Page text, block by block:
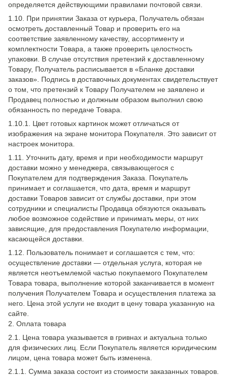
определяется действующими правилами почтовой связи.
1.10. При принятии Заказа от курьера, Получатель обязан
осмотреть доставленный Товар и проверить его на
соответствие заявленному качеству, ассортименту и
комплектности Товара, а также проверить целостность
упаковки. В случае отсутствия претензий к доставленному
Товару, Получатель расписывается в «Бланке доставки
заказов». Подпись в доставочных документах свидетельствует
о том, что претензий к Товару Получателем не заявлено и
Продавец полностью и должным образом выполнил свою
обязанность по передаче Товара.
1.10.1. Цвет готовых картинок может отличаться от
изображения на экране монитора Покупателя. Это зависит от
настроек монитора.
1.11. Уточнить дату, время и при необходимости маршрут
доставки можно у менеджера, связывающегося с
Покупателем для подтверждения Заказа. Покупатель
принимает и соглашается, что дата, время и маршрут
доставки Товаров зависит от службы доставки, при этом
сотрудники и специалисты Продавца обязуются оказывать
любое возможное содействие и принимать меры, от них
зависящие, для предоставления Покупателю информации,
касающейся доставки.
1.12. Пользователь понимает и соглашается с тем, что:
осуществление доставки — отдельная услуга, которая не
является неотъемлемой частью покупаемого Покупателем
Товара товара, выполнение которой заканчивается в момент
получения Получателем Товара и осуществления платежа за
него. Цена этой услуги не входит в цену товара указанную на
сайте.
2. Оплата товара
2.1. Цена товара указывается в гривнах и актуальна только
для физических лиц. Если Покупатель является юридическим
лицом, цена товара может быть изменена.
2.1.1. Сумма заказа состоит из стоимости заказанных товаров.